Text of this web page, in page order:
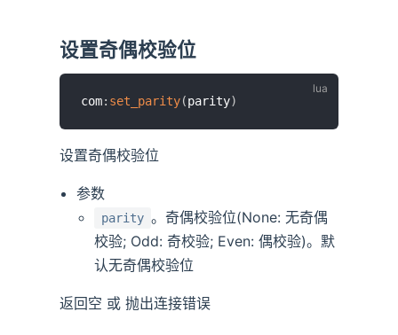
设置奇偶校验位
com: set_parity(parity)
设置奇偶校验位
参数
parity 。奇偶校验位(None: 无奇偶
校验; Odd: 奇校验; Even: 偶校验)。默
认无奇偶校验位
返回空 或 抛出连接错误